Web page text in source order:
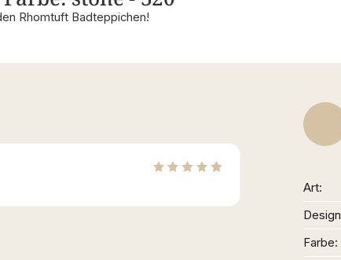
Rhomtuft Badteppichen!
Art
Design
Farbe